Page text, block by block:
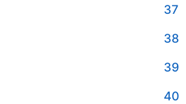
37
38
39
40